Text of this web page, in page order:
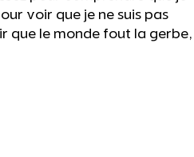
voir que je ne suis pas
que le monde fout la gerbe,